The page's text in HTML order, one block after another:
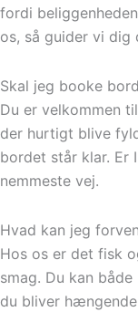
fordi
os, så guider vi dig
Skal jeg booke
Du er velkommen
der hurtigt blive
bordet står klar. Er
nemmeste vej.
Hvad kan jeg
Hos os er det fisk
smag. Du kan
du bliver